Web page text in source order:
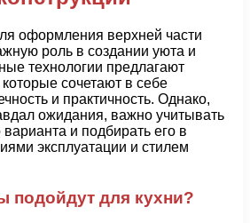
оформления верхней части
роль в создании уюта и
технологии предлагают
сочетают в себе
и практичность. Однако,
ожидания, важно учитывать
и подбирать его в
эксплуатации и стилем
подойдут для кухни?